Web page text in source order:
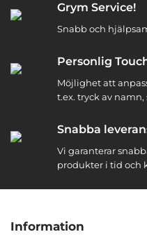
Grym Service!
Snabb och
Personlig
Möjlighet att
t.ex. tryck av
Snabba
Vi garanterar
produkter i tid och
Information